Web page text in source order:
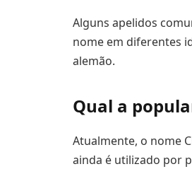
Alguns apelidos
nome em diferentes
alemão.
Qual a
Atualmente, o nome
ainda é utilizado por